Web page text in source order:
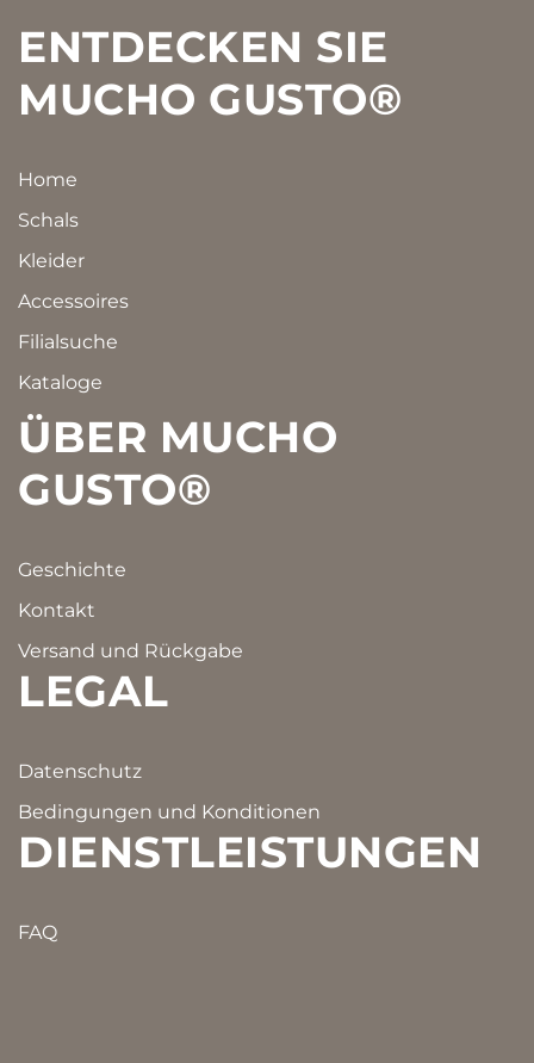
Footer
ENTDECKEN SIE
MUCHO GUSTO®
Home
Schals
Kleider
Accessoires
Filialsuche
Kataloge
ÜBER MUCHO
GUSTO®
Geschichte
Kontakt
Versand und Rückgabe
LEGAL
Datenschutz
Bedingungen und Konditionen
DIENSTLEISTUNGEN
FAQ